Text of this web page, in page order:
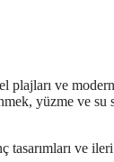
plajları ve
yüzme ve
ve ileri